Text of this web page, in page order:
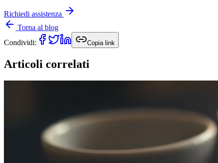
Richiedi assistenza
Torna al blog
Condividi:
Copia link
Articoli correlati